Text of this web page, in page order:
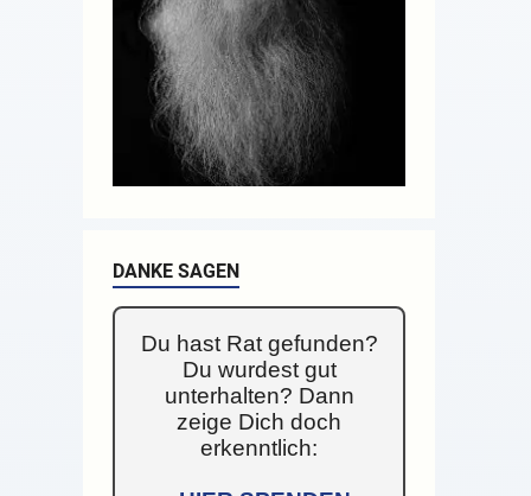
DANKE SAGEN
Du hast Rat gefunden?
Du wurdest gut
unterhalten? Dann
zeige Dich doch
erkenntlich: